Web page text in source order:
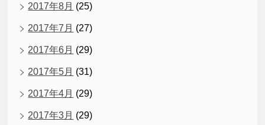
2017年8月 (25)
2017年7月 (27)
2017年6月 (29)
2017年5月 (31)
2017年4月 (29)
2017年3月 (29)